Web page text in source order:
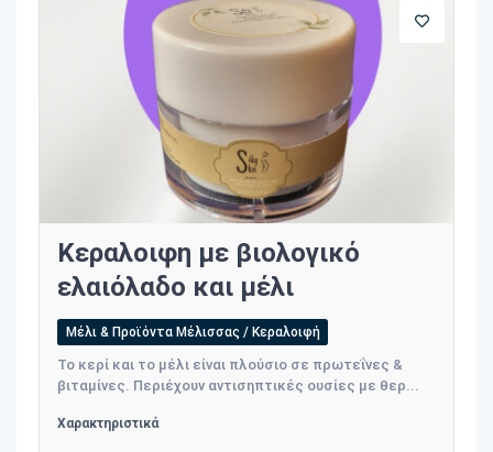
Κεραλοιφη με βιολογικό
ελαιόλαδο και μέλι
Μέλι & Προϊόντα Μέλισσας / Κεραλοιφή
Το κερί και το μέλι είναι πλούσιο σε πρωτεΐνες &
βιταμίνες. Περιέχουν αντισηπτικές ουσίες με θερ...
Χαρακτηριστικά